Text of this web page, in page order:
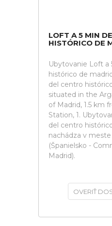
LOFT A 5 MIN
HISTÓRICO DE
Ubytovanie Loft a
histórico de
del centro
situated in the
of Madrid, 1.5 km
Station, 1.
del centro
nachádza v
(Španielsko -
Madrid).
OVERIŤ